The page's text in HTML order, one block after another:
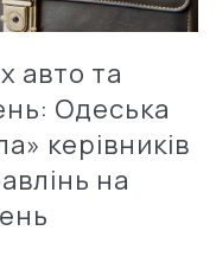
авто та
Одеська
керівників
на